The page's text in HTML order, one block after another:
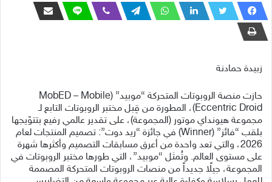
زبيدة حمادنة
حازت منصة الروبوتات المتحركة “موبيد” (MobED – Mobile
Eccentric Droid)، المطورة من قِبل مختبر الروبوتات التابع لـ
مجموعة هيونداي موتور (المجموعة)، على تقدير عالمي رفيع بتتوّيجها
بلقب “فائز” (Winner) في جائزة “ريد دوت”: تصميم المنتجات لعام
2026، والتي تعد واحدة من أعرق مسابقات التصميم وأكثرها شهرة
على مستوى العالم. وتُمثل “موبيد”، التي طورها مختبر الروبوتات في
المجموعة، جيلًا جديداً من منصات الروبوتات المتحركة المصممة